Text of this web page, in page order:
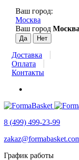
Ваш город:
Москва
Ваш город Москва
Доставка
Оплата
Контакты
8 (499) 499-23-99
График работы